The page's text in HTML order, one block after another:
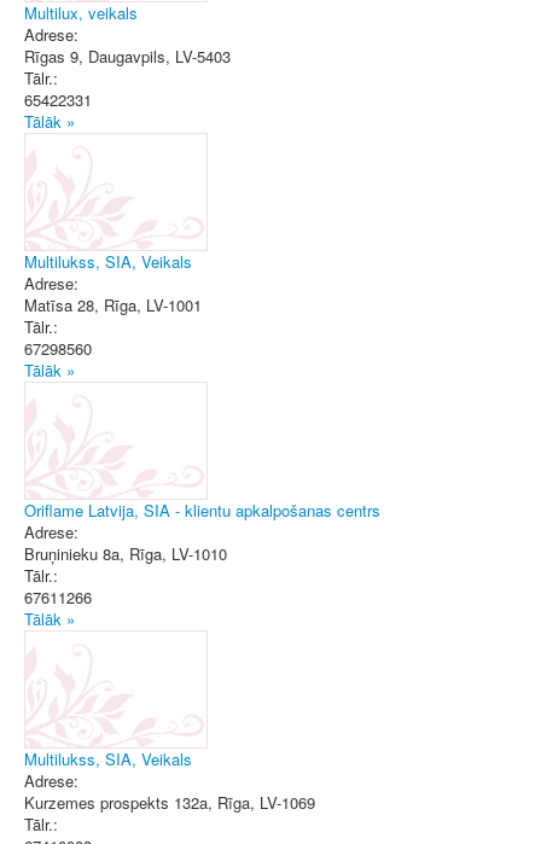
Multilux, veikals
Adrese:
Rīgas 9, Daugavpils, LV-5403
Tālr.:
65422331
Tālāk »
Multilukss, SIA, Veikals
Adrese:
Matīsa 28, Rīga, LV-1001
Tālr.:
67298560
Tālāk »
Oriflame Latvija, SIA - klientu apkalpošanas centrs
Adrese:
Bruņinieku 8a, Rīga, LV-1010
Tālr.:
67611266
Tālāk »
Multilukss, SIA, Veikals
Adrese:
Kurzemes prospekts 132a, Rīga, LV-1069
Tālr.: